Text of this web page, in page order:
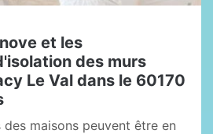
et les
des murs
Le Val dans le 60170
des maisons peuvent être en